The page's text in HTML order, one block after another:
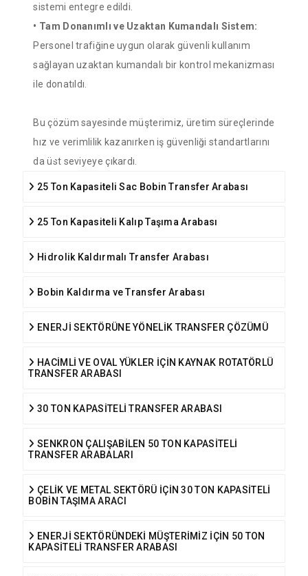
sistemi entegre edildi.
• Tam Donanımlı ve Uzaktan Kumandalı Sistem:
Personel trafiğine uygun olarak güvenli kullanım
sağlayan uzaktan kumandalı bir kontrol mekanizması
ile donatıldı.
Bu çözüm sayesinde müşterimiz, üretim süreçlerinde
hız ve verimlilik kazanırken iş güvenliği standartlarını
da üst seviyeye çıkardı.
25 Ton Kapasiteli Sac Bobin Transfer Arabası
25 Ton Kapasiteli Kalıp Taşıma Arabası
Hidrolik Kaldırmalı Transfer Arabası
Bobin Kaldırma ve Transfer Arabası
ENERJİ SEKTÖRÜNE YÖNELİK TRANSFER ÇÖZÜMÜ
HACİMLİ VE OVAL YÜKLER İÇİN KAYNAK ROTATÖRLÜ
TRANSFER ARABASI
30 TON KAPASİTELİ TRANSFER ARABASI
SENKRON ÇALIŞABİLEN 50 TON KAPASİTELİ
TRANSFER ARABALARI
ÇELİK VE METAL SEKTÖRÜ İÇİN 30 TON KAPASİTELİ
BOBİN TAŞIMA ARACI
ENERJİ SEKTÖRÜNDEKİ MÜŞTERİMİZ İÇİN 50 TON
KAPASİTELİ TRANSFER ARABASI